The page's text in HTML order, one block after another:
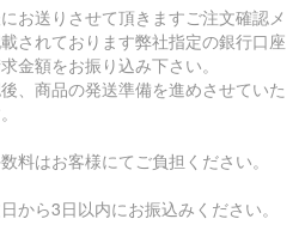
お送りさせて頂きますご注文確認メ
されております弊社指定の銀行口座
金額をお振り込み下さい。
、商品の発送準備を進めさせていた
料はお客様にてご負担ください。
から3日以内にお振込みください。